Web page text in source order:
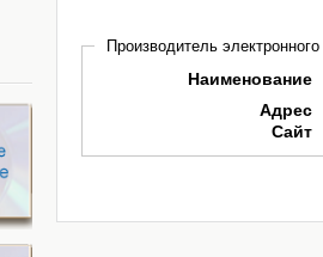
Производитель
Наименование
Адрес
Сайт